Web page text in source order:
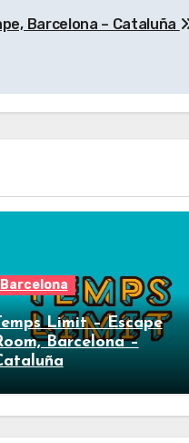
Barcelona – Cataluña
Barcelona
Limit – Escape
Barcelona –